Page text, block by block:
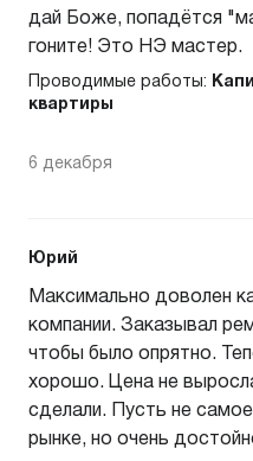
дай Боже, попадётся
гоните! Это НЭ мастер.
Проводимые работы:
квартиры
6 декабря
Юрий
Максимально доволен
компании. Заказывал
чтобы было опрятно.
хорошо. Цена не
сделали. Пусть не
рынке, но очень